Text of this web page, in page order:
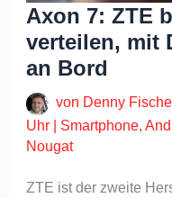
Axon 7: ZTE
verteilen, mit
an Bord
von Denny
Uhr
Smartphone,
Nougat
ZTE ist der zweite